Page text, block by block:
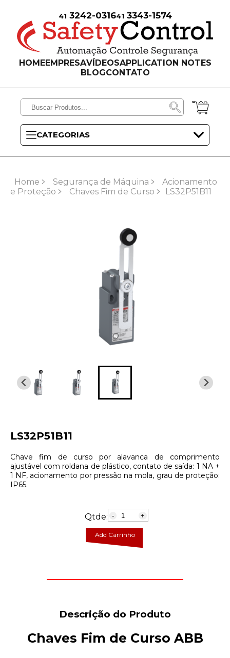
41 3242-031641 3343-1574
HOMEEMPRESAVÍDEOSAPPLICATION NOTES
BLOGCONTATO
CATEGORIAS
Home Segurança de Máquina
Acionamento
e Proteção
Chaves Fim de Curso LS32P51B11
LS32P51B11
Chave fim de curso por alavanca de comprimento
ajustável com roldana de plástico, contato de saída: 1 NA +
1 NF, acionamento por pressão na mola, grau de proteção:
IP65.
Qtde: - +
Add Carrinho
Descrição do Produto
Chaves Fim de Curso ABB